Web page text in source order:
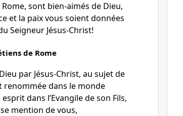
sont bien-aimés de Dieu,
et la paix vous soient données
Seigneur Jésus-Christ!
de Rome
par Jésus-Christ, au sujet de
renommée dans le monde
dans l’Evangile de son Fils,
mention de vous,